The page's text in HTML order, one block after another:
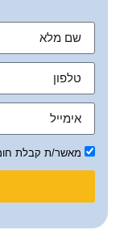
מאשר/ת קבלת